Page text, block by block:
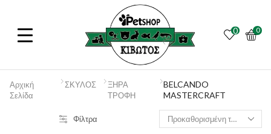
0 0
Αρχική
Σελίδα
ΣΚΥΛΟΣ
ΞΗΡΑ
ΤΡΟΦΗ
BELCANDO
MASTERCRAFT
Φίλτρα